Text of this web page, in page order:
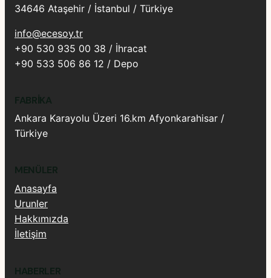
34646 Ataşehir / İstanbul / Türkiye
info@ecesoy.tr
+90 530 935 00 38 / İhracat
+90 533 506 86 12 / Depo
FABRIKA
Ankara Karayolu Üzeri 16.km Afyonkarahisar /
Türkiye
MENÜLER
Anasayfa
Urunler
Hakkımızda
İletişim
HABERLER